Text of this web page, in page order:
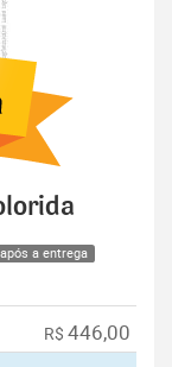
a entrega
R$ 446,00